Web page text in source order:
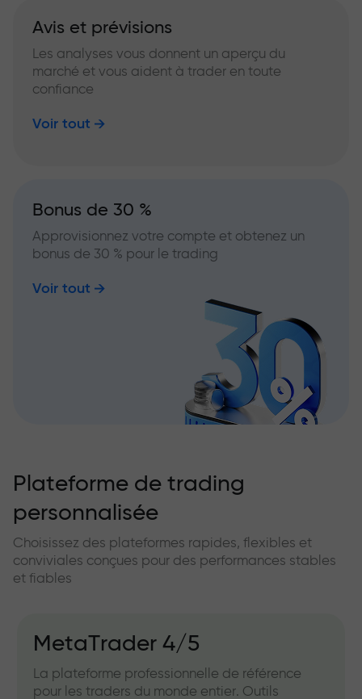
Avis et prévisions
Les analyses vous donnent un aperçu du
marché et vous aident à trader en toute
confiance
Voir tout
Bonus de 30 %
Approvisionnez votre compte et obtenez un
bonus de 30 % pour le trading
Voir tout
Plateforme de trading
personnalisée
Choisissez des plateformes rapides, flexibles et
conviviales conçues pour des performances stables
et fiables
MetaTrader 4/5
La plateforme professionnelle de référence
pour les traders du monde entier. Outils